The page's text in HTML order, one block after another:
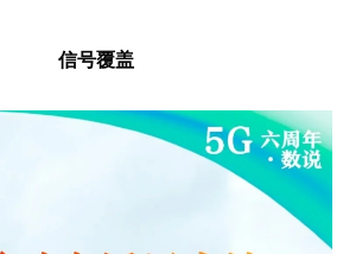
信号覆盖